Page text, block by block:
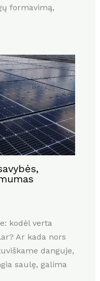
formavimą,
kodėl verta
Ar kada nors
danguje,
saulę, galima